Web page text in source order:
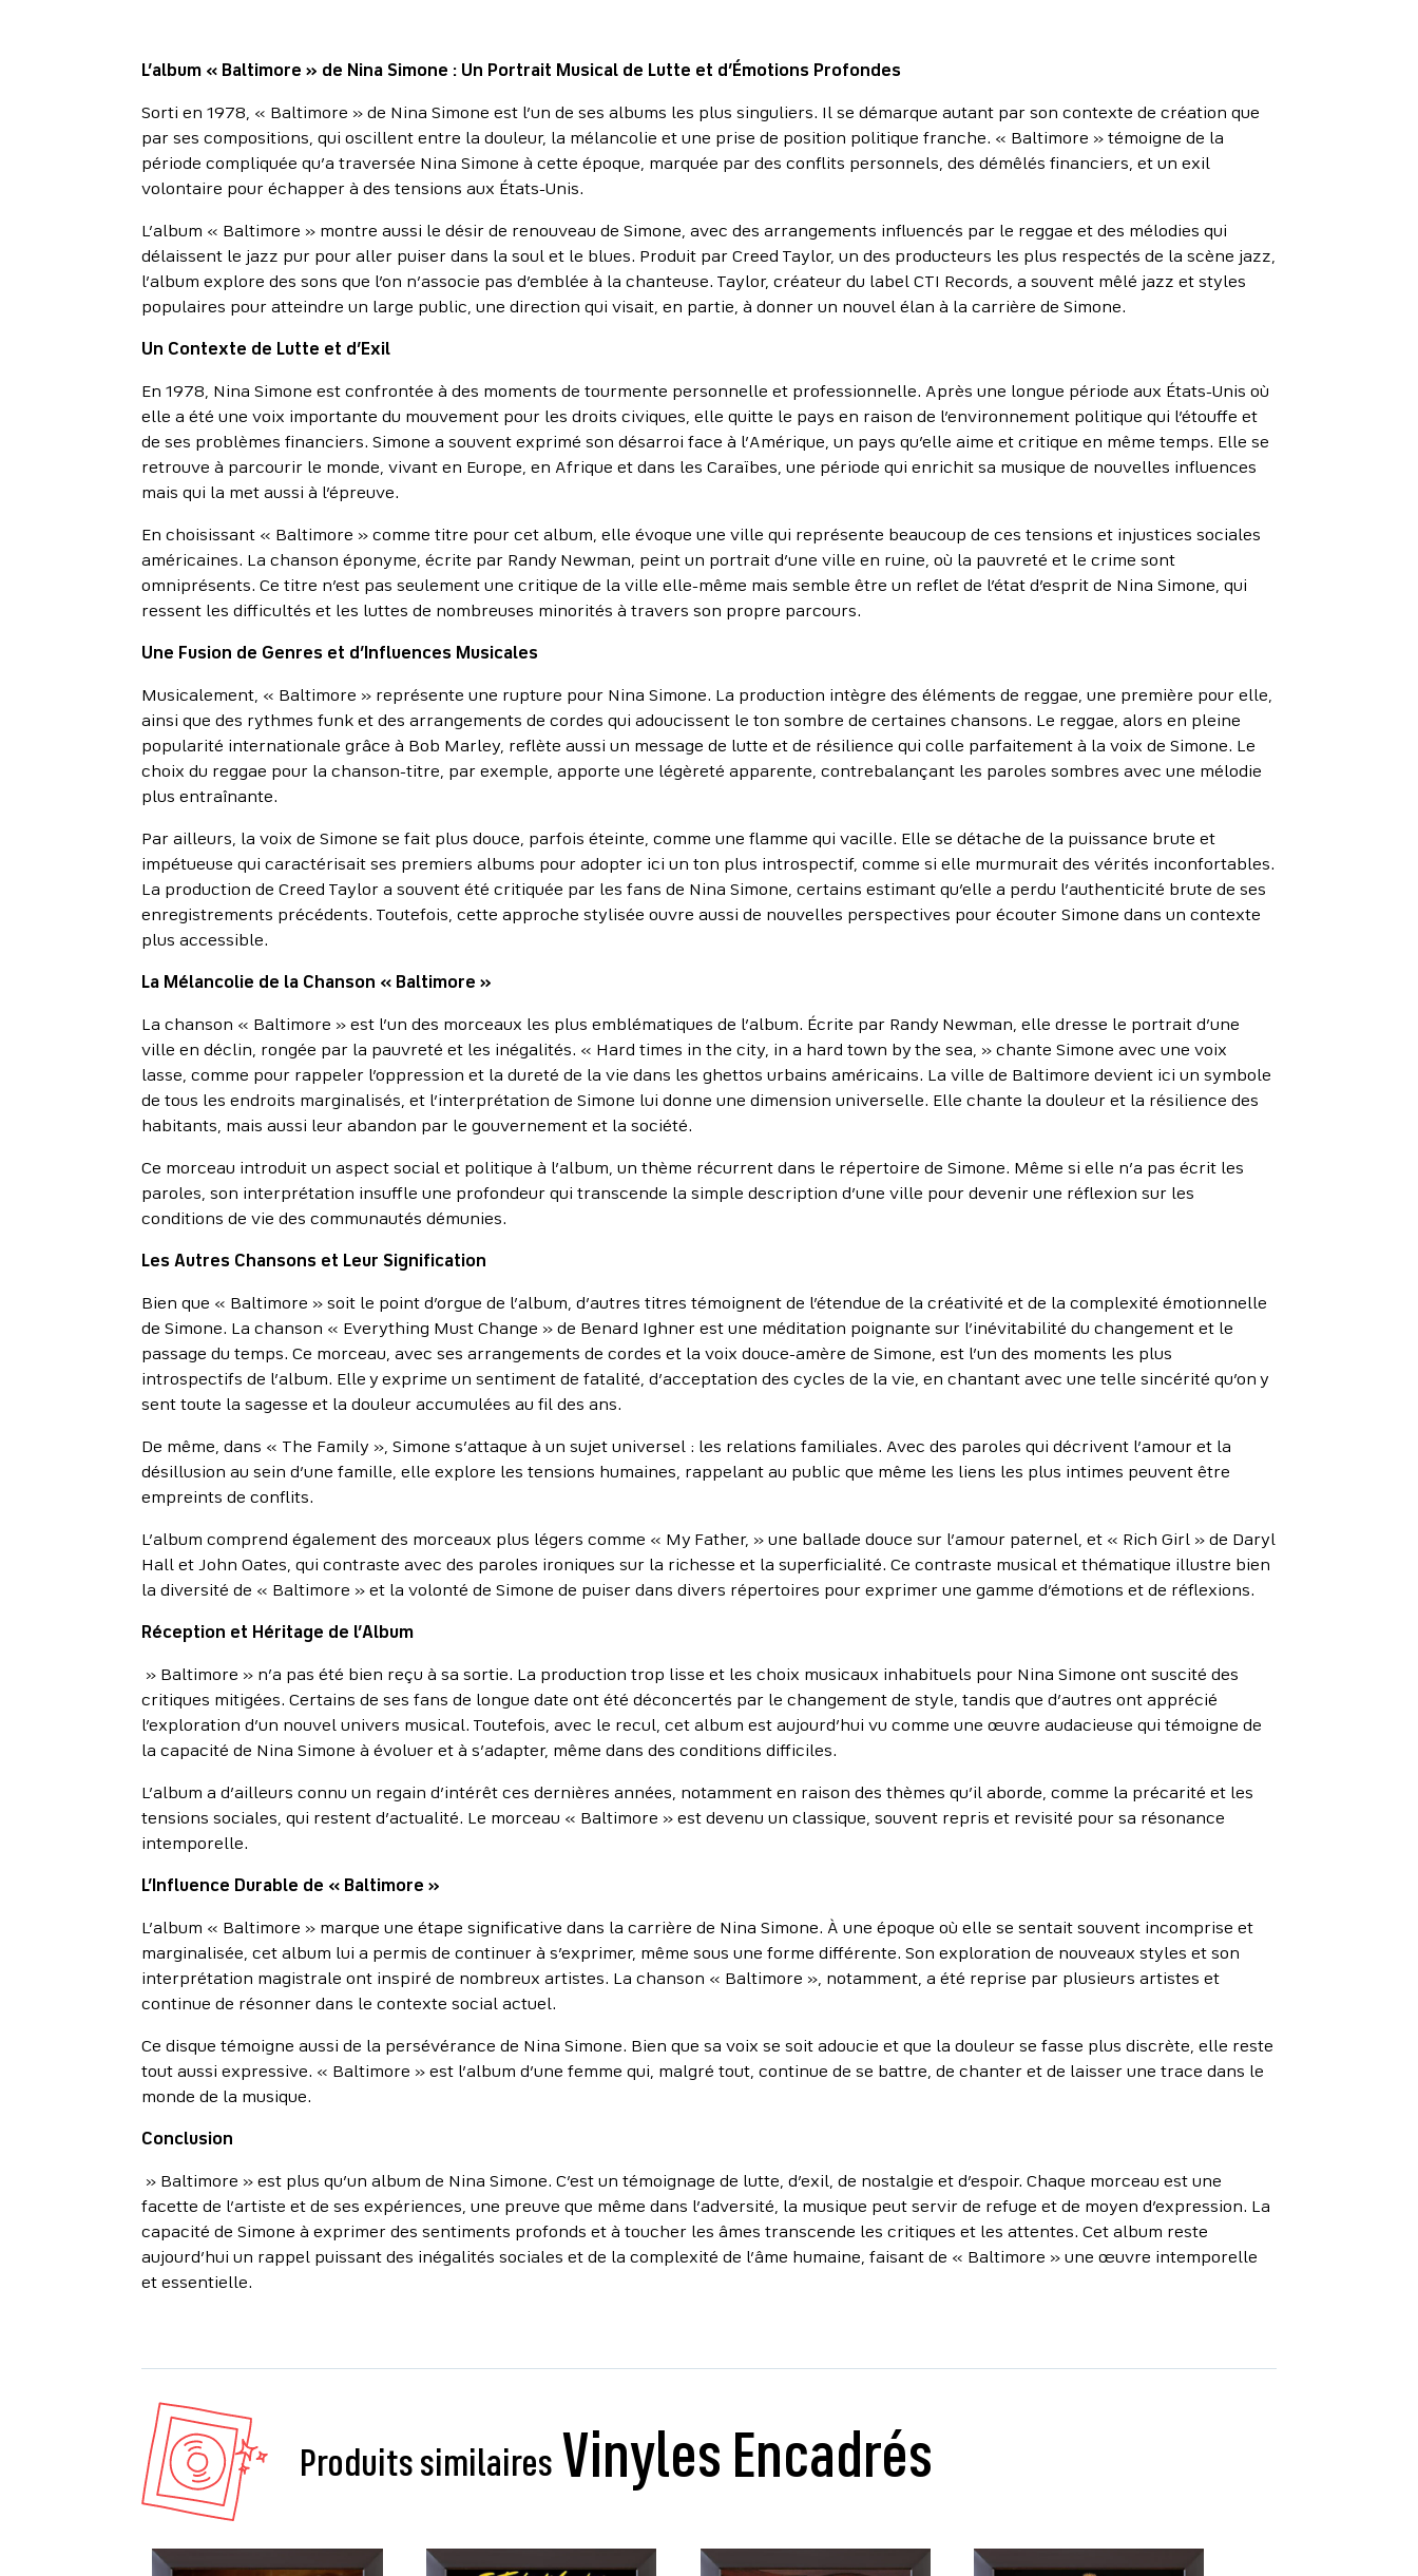
L’album « Baltimore » de Nina Simone : Un Portrait Musical de Lutte et d’Émotions Profondes
Sorti en 1978, « Baltimore » de Nina Simone est l’un de ses albums les plus singuliers. Il se démarque autant par son contexte de création que
par ses compositions, qui oscillent entre la douleur, la mélancolie et une prise de position politique franche. « Baltimore » témoigne de la
période compliquée qu’a traversée Nina Simone à cette époque, marquée par des conflits personnels, des démêlés financiers, et un exil
volontaire pour échapper à des tensions aux États-Unis.
L’album « Baltimore » montre aussi le désir de renouveau de Simone, avec des arrangements influencés par le reggae et des mélodies qui
délaissent le jazz pur pour aller puiser dans la soul et le blues. Produit par Creed Taylor, un des producteurs les plus respectés de la scène jazz,
l’album explore des sons que l’on n’associe pas d’emblée à la chanteuse. Taylor, créateur du label CTI Records, a souvent mêlé jazz et styles
populaires pour atteindre un large public, une direction qui visait, en partie, à donner un nouvel élan à la carrière de Simone.
Un Contexte de Lutte et d’Exil
En 1978, Nina Simone est confrontée à des moments de tourmente personnelle et professionnelle. Après une longue période aux États-Unis où
elle a été une voix importante du mouvement pour les droits civiques, elle quitte le pays en raison de l’environnement politique qui l’étouffe et
de ses problèmes financiers. Simone a souvent exprimé son désarroi face à l’Amérique, un pays qu’elle aime et critique en même temps. Elle se
retrouve à parcourir le monde, vivant en Europe, en Afrique et dans les Caraïbes, une période qui enrichit sa musique de nouvelles influences
mais qui la met aussi à l’épreuve.
En choisissant « Baltimore » comme titre pour cet album, elle évoque une ville qui représente beaucoup de ces tensions et injustices sociales
américaines. La chanson éponyme, écrite par Randy Newman, peint un portrait d’une ville en ruine, où la pauvreté et le crime sont
omniprésents. Ce titre n’est pas seulement une critique de la ville elle-même mais semble être un reflet de l’état d’esprit de Nina Simone, qui
ressent les difficultés et les luttes de nombreuses minorités à travers son propre parcours.
Une Fusion de Genres et d’Influences Musicales
Musicalement, « Baltimore » représente une rupture pour Nina Simone. La production intègre des éléments de reggae, une première pour elle,
ainsi que des rythmes funk et des arrangements de cordes qui adoucissent le ton sombre de certaines chansons. Le reggae, alors en pleine
popularité internationale grâce à Bob Marley, reflète aussi un message de lutte et de résilience qui colle parfaitement à la voix de Simone. Le
choix du reggae pour la chanson-titre, par exemple, apporte une légèreté apparente, contrebalançant les paroles sombres avec une mélodie
plus entraînante.
Par ailleurs, la voix de Simone se fait plus douce, parfois éteinte, comme une flamme qui vacille. Elle se détache de la puissance brute et
impétueuse qui caractérisait ses premiers albums pour adopter ici un ton plus introspectif, comme si elle murmurait des vérités inconfortables.
La production de Creed Taylor a souvent été critiquée par les fans de Nina Simone, certains estimant qu’elle a perdu l’authenticité brute de ses
enregistrements précédents. Toutefois, cette approche stylisée ouvre aussi de nouvelles perspectives pour écouter Simone dans un contexte
plus accessible.
La Mélancolie de la Chanson « Baltimore »
La chanson « Baltimore » est l’un des morceaux les plus emblématiques de l’album. Écrite par Randy Newman, elle dresse le portrait d’une
ville en déclin, rongée par la pauvreté et les inégalités. « Hard times in the city, in a hard town by the sea, » chante Simone avec une voix
lasse, comme pour rappeler l’oppression et la dureté de la vie dans les ghettos urbains américains. La ville de Baltimore devient ici un symbole
de tous les endroits marginalisés, et l’interprétation de Simone lui donne une dimension universelle. Elle chante la douleur et la résilience des
habitants, mais aussi leur abandon par le gouvernement et la société.
Ce morceau introduit un aspect social et politique à l’album, un thème récurrent dans le répertoire de Simone. Même si elle n’a pas écrit les
paroles, son interprétation insuffle une profondeur qui transcende la simple description d’une ville pour devenir une réflexion sur les
conditions de vie des communautés démunies.
Les Autres Chansons et Leur Signification
Bien que « Baltimore » soit le point d’orgue de l’album, d’autres titres témoignent de l’étendue de la créativité et de la complexité émotionnelle
de Simone. La chanson « Everything Must Change » de Benard Ighner est une méditation poignante sur l’inévitabilité du changement et le
passage du temps. Ce morceau, avec ses arrangements de cordes et la voix douce-amère de Simone, est l’un des moments les plus
introspectifs de l’album. Elle y exprime un sentiment de fatalité, d’acceptation des cycles de la vie, en chantant avec une telle sincérité qu’on y
sent toute la sagesse et la douleur accumulées au fil des ans.
De même, dans « The Family », Simone s’attaque à un sujet universel : les relations familiales. Avec des paroles qui décrivent l’amour et la
désillusion au sein d’une famille, elle explore les tensions humaines, rappelant au public que même les liens les plus intimes peuvent être
empreints de conflits.
L’album comprend également des morceaux plus légers comme « My Father, » une ballade douce sur l’amour paternel, et « Rich Girl » de Daryl
Hall et John Oates, qui contraste avec des paroles ironiques sur la richesse et la superficialité. Ce contraste musical et thématique illustre bien
la diversité de « Baltimore » et la volonté de Simone de puiser dans divers répertoires pour exprimer une gamme d’émotions et de réflexions.
Réception et Héritage de l’Album
» Baltimore » n’a pas été bien reçu à sa sortie. La production trop lisse et les choix musicaux inhabituels pour Nina Simone ont suscité des
critiques mitigées. Certains de ses fans de longue date ont été déconcertés par le changement de style, tandis que d’autres ont apprécié
l’exploration d’un nouvel univers musical. Toutefois, avec le recul, cet album est aujourd’hui vu comme une œuvre audacieuse qui témoigne de
la capacité de Nina Simone à évoluer et à s’adapter, même dans des conditions difficiles.
L’album a d’ailleurs connu un regain d’intérêt ces dernières années, notamment en raison des thèmes qu’il aborde, comme la précarité et les
tensions sociales, qui restent d’actualité. Le morceau « Baltimore » est devenu un classique, souvent repris et revisité pour sa résonance
intemporelle.
L’Influence Durable de « Baltimore »
L’album « Baltimore » marque une étape significative dans la carrière de Nina Simone. À une époque où elle se sentait souvent incomprise et
marginalisée, cet album lui a permis de continuer à s’exprimer, même sous une forme différente. Son exploration de nouveaux styles et son
interprétation magistrale ont inspiré de nombreux artistes. La chanson « Baltimore », notamment, a été reprise par plusieurs artistes et
continue de résonner dans le contexte social actuel.
Ce disque témoigne aussi de la persévérance de Nina Simone. Bien que sa voix se soit adoucie et que la douleur se fasse plus discrète, elle reste
tout aussi expressive. « Baltimore » est l’album d’une femme qui, malgré tout, continue de se battre, de chanter et de laisser une trace dans le
monde de la musique.
Conclusion
» Baltimore » est plus qu’un album de Nina Simone. C’est un témoignage de lutte, d’exil, de nostalgie et d’espoir. Chaque morceau est une
facette de l’artiste et de ses expériences, une preuve que même dans l’adversité, la musique peut servir de refuge et de moyen d’expression. La
capacité de Simone à exprimer des sentiments profonds et à toucher les âmes transcende les critiques et les attentes. Cet album reste
aujourd’hui un rappel puissant des inégalités sociales et de la complexité de l’âme humaine, faisant de « Baltimore » une œuvre intemporelle
et essentielle.
Produits similaires